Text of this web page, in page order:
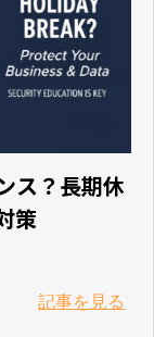
ス？長期休
策
記事を見る